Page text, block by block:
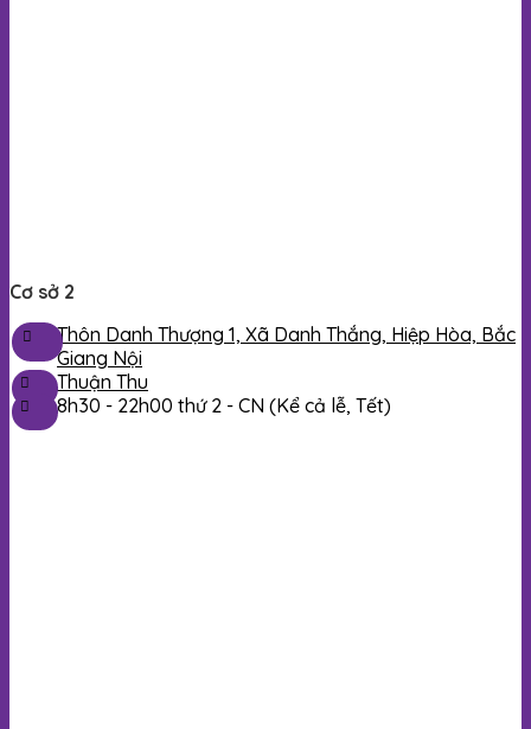
Cơ sở 2
Thôn Danh Thượng 1, Xã Danh Thắng, Hiệp Hòa, Bắc
Giang Nội
Thuận Thu
8h30 - 22h00 thứ 2 - CN (Kể cả lễ, Tết)